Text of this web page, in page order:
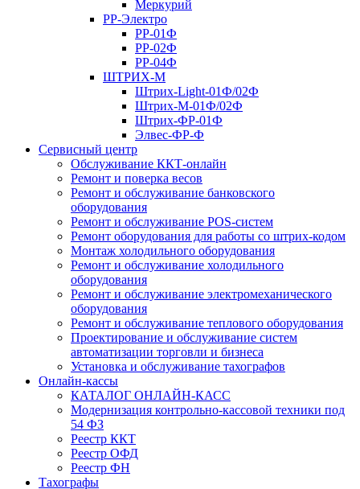
Меркурий
РР-Электро
РР-01Ф
РР-02Ф
РР-04Ф
ШТРИХ-М
Штрих-Light-01Ф/02Ф
Штрих-М-01Ф/02Ф
Штрих-ФР-01Ф
Элвес-ФР-Ф
Сервисный центр
Обслуживание ККТ-онлайн
Ремонт и поверка весов
Ремонт и обслуживание банковского
оборудования
Ремонт и обслуживание POS-систем
Ремонт оборудования для работы со штрих-кодом
Монтаж холодильного оборудования
Ремонт и обслуживание холодильного
оборудования
Ремонт и обслуживание электромеханического
оборудования
Ремонт и обслуживание теплового оборудования
Проектирование и обслуживание систем
автоматизации торговли и бизнеса
Установка и обслуживание тахографов
Онлайн-кассы
КАТАЛОГ ОНЛАЙН-КАСС
Модернизация контрольно-кассовой техники под
54 ФЗ
Реестр ККТ
Реестр ОФД
Реестр ФН
Тахографы